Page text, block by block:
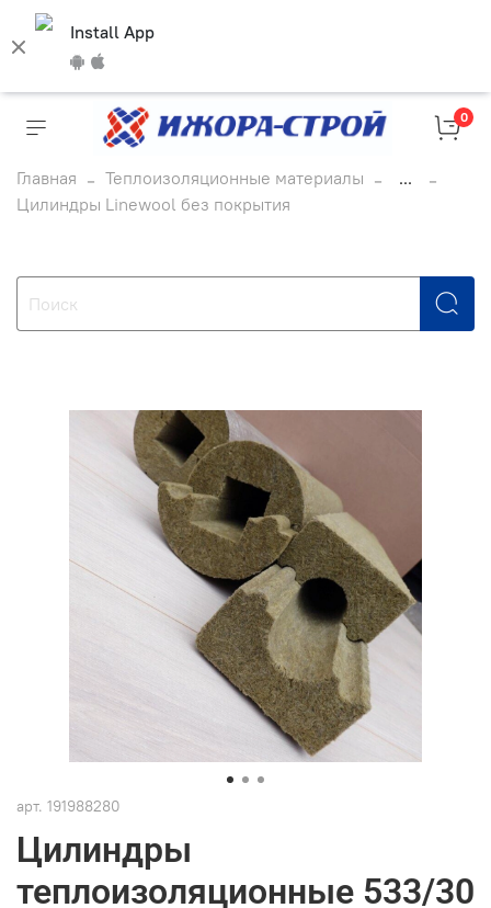
Install App
0
Главная Теплоизоляционные материалы
...
Цилиндры Linewool без покрытия
арт. 191988280
Цилиндры
теплоизоляционные 533/30